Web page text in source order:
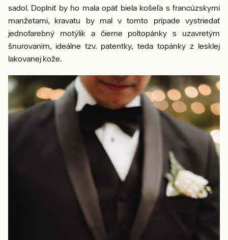
sadol. Doplniť by ho mala opäť biela košeľa s francúzskymi
manžetami, kravatu by mal v tomto prípade vystriedať
jednofarebný motýlik a čierne poltopánky s uzavretým
šnurovaním, ideálne tzv. patentky, teda topánky z lesklej
lakovanej kože.